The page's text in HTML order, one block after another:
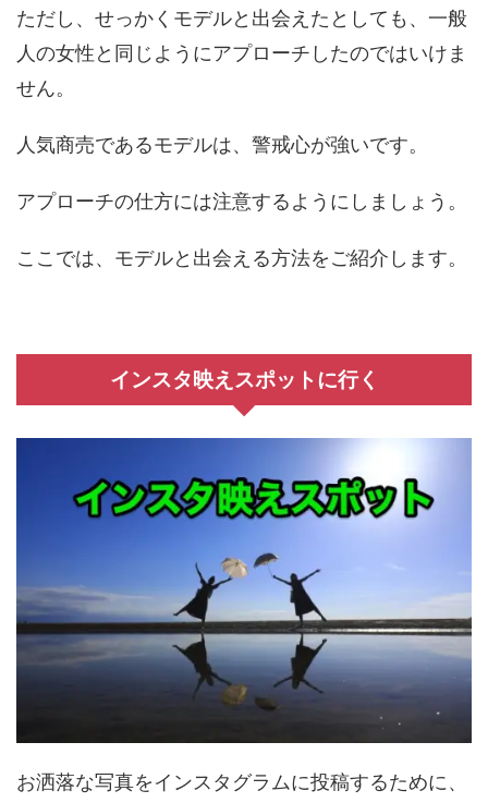
ただし、せっかくモデルと出会えたとしても、一般
人の女性と同じようにアプローチしたのではいけま
せん。
人気商売であるモデルは、警戒心が強いです。
アプローチの仕方には注意するようにしましょう。
ここでは、モデルと出会える方法をご紹介します。
インスタ映えスポットに行く
お洒落な写真をインスタグラムに投稿するために、